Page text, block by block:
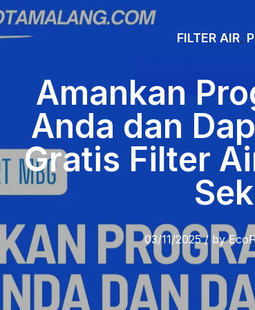
FILTER AIR,
Amankan
Anda dan
Gratis Filter
03/11/2025/ by